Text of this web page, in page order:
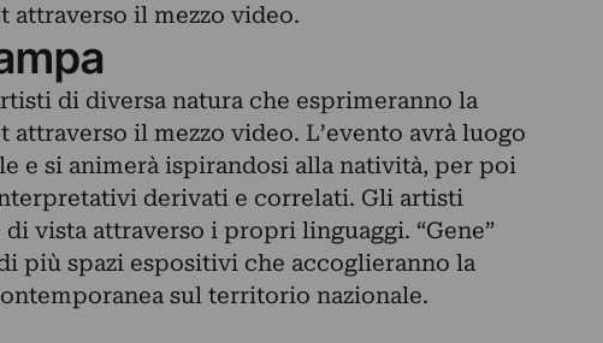
il mezzo video.
di diversa natura che esprimeranno la
il mezzo video. L’evento avrà luogo
e si animerà ispirandosi alla natività, per poi
derivati e correlati. Gli artisti
vista attraverso i propri linguaggi. “Gene”
più spazi espositivi che accoglieranno la
sul territorio nazionale.